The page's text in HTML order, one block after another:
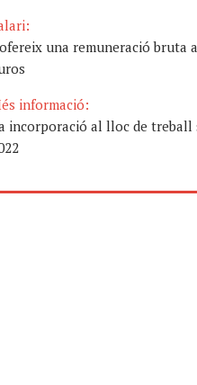
una remuneració bruta
informació:
incorporació al lloc de treball